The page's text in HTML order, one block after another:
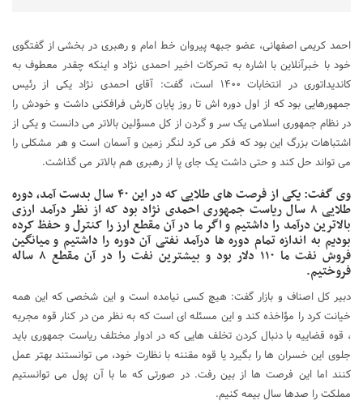
احمد کریمی اصفهانی، عضو جبهه پیروان خط امام و رهبری در بخشی از گفتگوی
خود با خبرآنلاین با اشاره به تحرکات اخیر احمدی نژاد و اینکه چقدر معطوف به
کاندیداتوری در انتخابات ۱۴۰۰ است، گفت: آقای احمدی نژاد یکی از رئیس
جمهورهایی بود که از اول دوره اش تا روز پایان کارش فرافکنی داشت و خودش را
در نظام جمهوری اسلامی یک سر و گردن از کل مسؤلین بالاتر می دانست و یکی از
اشتباهات بزرگ این بود که فکر می کرد لنگر زمین و آسمان است و هر مشکلی را
می تواند حل کند و حتی داشت یک جای پا از رهبری هم بالاتر می گذاشت.
وی گفت: یکی از فرصت های طلایی که در این ۴۰ سال بدست آمد، دوره
طلایی ۸ سال ریاست جمهوری احمدی نژاد بود که از نظر درآمد ارزی
بالاترین درآمد را داشتیم و اگر ما در آن مقطع ارز را کنترل و حفظ کرده
بودیم به اندازه تمام دوره ها درآمد نفتی آن دوره را داشتیم و میانگین
فروش نفت ما ۱۱۰ دلار بود و بیشترین نفت را در آن مقطع ۸ ساله
فروختیم.
دبیر کل اصناف و بازار گفت: هیچ کسی نیامده است و این شخصی که این همه
خیانت کرد را مؤاخذه کند و این مسئله ای است که به نظر من در کنار قوه مجریه
، قوه قضاییه با دنبال کردن تخلف هایی که در ادوار مختلف ریاست جمهوری باید
جلوی این خسران ها را بگیرد یا قوه مقننه با نظارت خود، می توانستند بهتر عمل
کنند اما این فرصت ها از بین رفت. در صورتی که ما با آن پول می توانستیم
مملکت را صدها سال بیمه کنیم.